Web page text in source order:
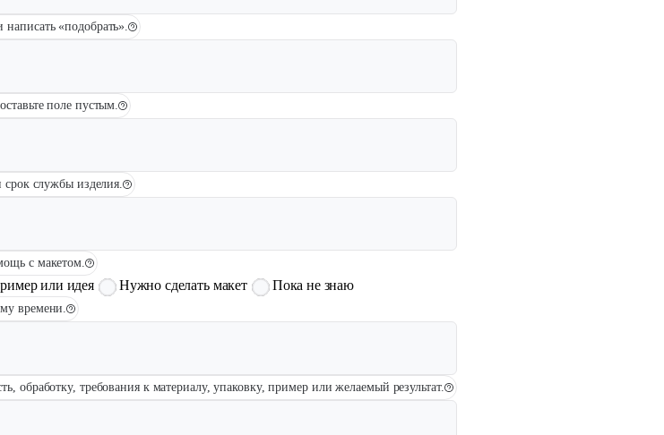
«подобрать».
поле пустым.
срок службы изделия.
с макетом.
или идея Нужно сделать макет Пока не знаю
времени.
обработку, требования к материалу, упаковку, пример или желаемый результат.